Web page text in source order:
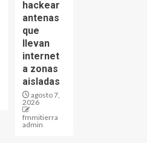
hackear
antenas
que
llevan
internet
a zonas
aisladas
agosto 7,
2026
fmmitierra
admin